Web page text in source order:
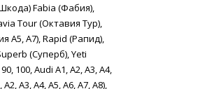
Fabia (Фабия),
Tour (Октавия Тур),
А5, А7), Rapid (Рапид),
(Суперб), Yeti
100, Audi A1, A2, A3, A4,
А3, А4, А5, А6, А7, А8),